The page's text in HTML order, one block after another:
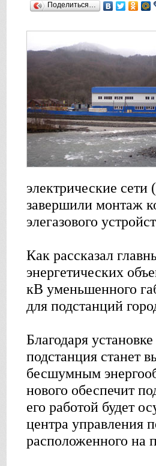
Поделиться…
электрические
завершили монтаж
элегазового
Как рассказал
энергетических
кВ уменьшенного
для подстанций
Благодаря
подстанция станет
бесшумным
нового обеспечит
его работой будет
центра управления
расположенного на